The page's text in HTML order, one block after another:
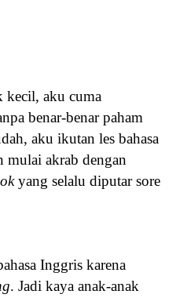
kecil, aku cuma
benar-benar paham
aku ikutan les bahasa
akrab dengan
yang selalu diputar sore
Inggris karena
. Jadi kaya anak-anak